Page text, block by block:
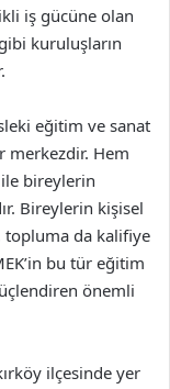
iş gücüne olan
kuruluşların
eğitim ve sanat
merkezdir. Hem
bireylerin
Bireylerin kişisel
topluma da kalifiye
bu tür eğitim
önemli
ilçesinde yer